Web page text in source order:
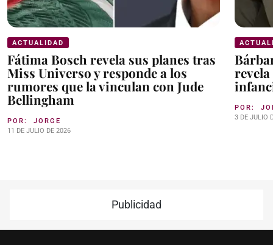
ACTUALIDAD
Fátima Bosch revela sus planes tras
Miss Universo y responde a los
rumores que la vinculan con Jude
Bellingham
POR: JORGE
11 DE JULIO DE 2026
POR:
3 DE JULIO
Publicidad